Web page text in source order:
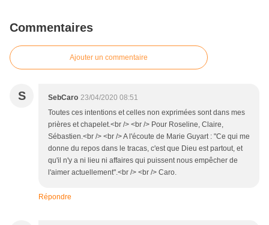
Commentaires
Ajouter un commentaire
S SebCaro 23/04/2020 08:51
Toutes ces intentions et celles non exprimées sont dans mes
prières et chapelet.<br /> <br /> Pour Roseline, Claire,
Sébastien.<br /> <br /> A l'écoute de Marie Guyart : "Ce qui me
donne du repos dans le tracas, c'est que Dieu est partout, et
qu'il n'y a ni lieu ni affaires qui puissent nous empêcher de
l'aimer actuellement".<br /> <br /> Caro.
Répondre